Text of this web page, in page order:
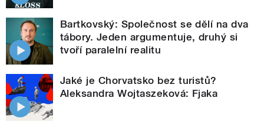
Bartkovský: Společnost se dělí na dva
tábory. Jeden argumentuje, druhý si
tvoří paralelní realitu
Jaké je Chorvatsko bez turistů?
Aleksandra Wojtaszeková: Fjaka